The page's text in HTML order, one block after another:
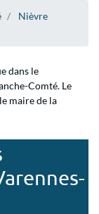
Nièvre
dans le
Comté. Le
maire de la